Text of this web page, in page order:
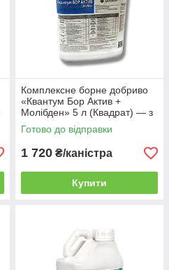
Комплексне борне добриво
«Квантум Бор Актив +
Молібден» 5 л (Квадрат) — з
молібденом та кобальтом для
бобових і олійних культур
Готово до відправки
1 720 ₴/каністра
Купити